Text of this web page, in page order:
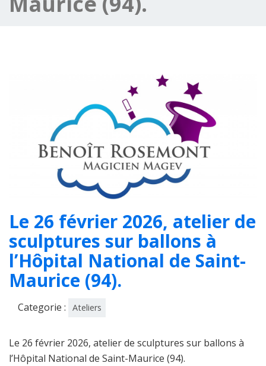
Le 26 février 2026, atelier de
sculptures sur ballons à
l’Hôpital National de Saint-
Maurice (94).
Categorie : Ateliers
Le 26 février 2026, atelier de sculptures sur ballons à
l’Hôpital National de Saint-Maurice (94).